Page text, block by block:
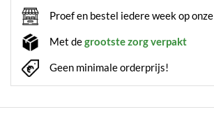
Proef en bestel iedere week op onze
Met degrootste zorg verpakt
Geen minimale orderprijs!